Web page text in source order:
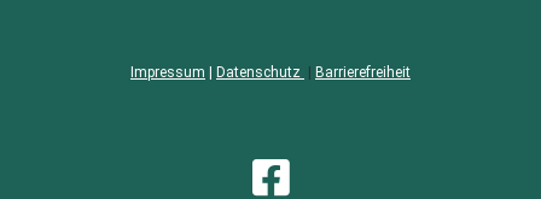
Impressum Datenschutz Barrierefreiheit